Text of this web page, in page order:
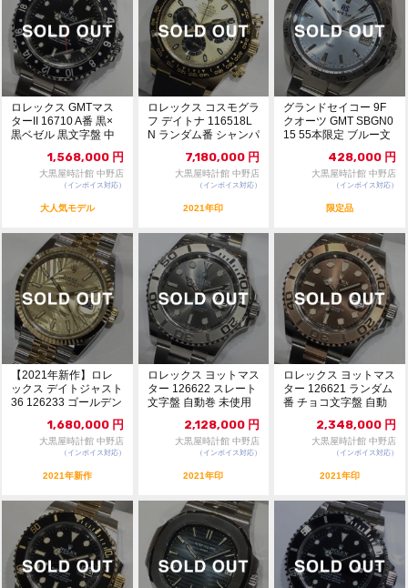
ロレックス GMTマス
ターII 16710 A番 黒×
黒ベゼル 黒文字盤 中
1,568,000 円
大黒屋時計館 中野店
（インボイス対応）
大人気モデル
ロレックス コスモグラ
フ デイトナ 116518L
N ランダム番 シャンパ
7,180,000 円
大黒屋時計館 中野店
（インボイス対応）
2021年印
グランドセイコー 9F
クオーツ GMT SBGN0
15 55本限定 ブルー文
428,000 円
大黒屋時計館 中野店
（インボイス対応）
限定品
【2021年新作】ロレ
ックス デイトジャスト
36 126233 ゴールデン
1,680,000 円
大黒屋時計館 中野店
（インボイス対応）
2021年新作
ロレックス ヨットマス
ター 126622 スレート
文字盤 自動巻 未使用
2,128,000 円
大黒屋時計館 中野店
（インボイス対応）
2021年印
ロレックス ヨットマス
ター 126621 ランダム
番 チョコ文字盤 自動
2,348,000 円
大黒屋時計館 中野店
（インボイス対応）
2021年印